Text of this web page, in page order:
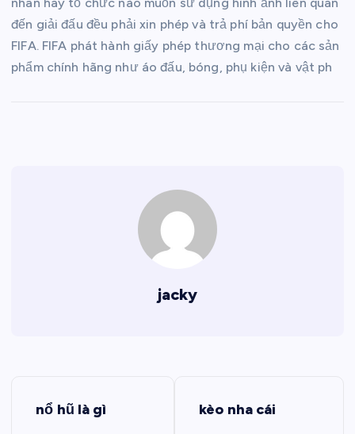
đến giải đấu đều phải xin phép và trả phí bản quyền cho
FIFA. FIFA phát hành giấy phép thương mại cho các sản
phẩm chính hãng như áo đấu, bóng, phụ kiện và vật ph
jacky
nổ hũ là gì kèo nha cái